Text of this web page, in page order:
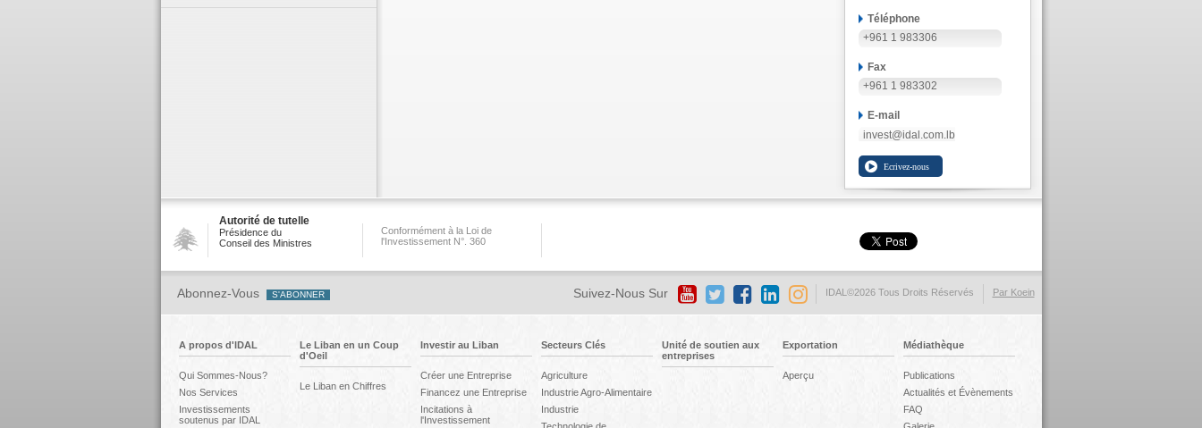
Téléphone
+961 1 983306
Fax
+961 1 983302
E-mail
invest@idal.com.lb
Autorité de tutelle
Présidence du
Conseil des Ministres
Conformément à la Loi de
l'Investissement N°. 360
Par Koein
IDAL©2026 Tous Droits Réservés
Abonnez-Vous Suivez-Nous Sur
A propos d'IDAL
Qui Sommes-Nous?
Nos Services
Investissements
soutenus par IDAL
Le Liban en un Coup
d'Oeil
Le Liban en Chiffres
Investir au Liban
Créer une Entreprise
Financez une Entreprise
Incitations à
l'Investissement
Secteurs Clés
Agriculture
Industrie Agro-Alimentaire
Industrie
Unité de soutien aux
entreprises
Exportation
Aperçu
Médiathèque
Publications
Actualités et Évènements
FAQ